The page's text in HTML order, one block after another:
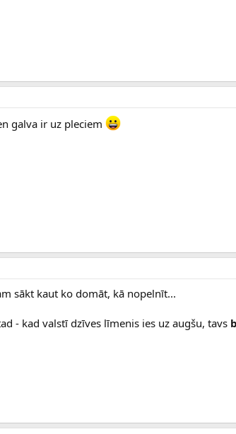
galva ir uz pleciem
sākt kaut ko domāt, kā nopelnīt...
- kad valstī dzīves līmenis ies uz augšu, tavs